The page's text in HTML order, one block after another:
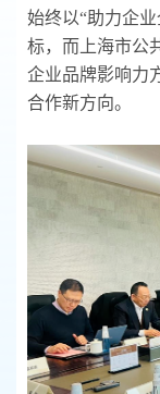
始终以“助力企
标，而上海市公
企业品牌影响力
合作新方向。